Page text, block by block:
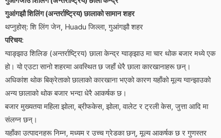
गुआंगझौ शिलिंग (अन्तर्राष्ट्रिय) छालाको सामान शहर
थप्नुहोस्: शि लिंग जेन, Huadu जिल्ला, गुआंगझौ शहर
परिचय:
ग्वाङ्झाउ शिलिङ (अन्तर्राष्ट्रिय) छाला केन्द्र ग्वाङ्झाउ मा चार थोक बजार मध्ये एक
हो। यो एउटा सानो शहरमा अवस्थित छ जहाँ धेरै छाला कारखानाहरू छन्।
अधिकांश थोक बिक्रेताको छालाको कारखाना भएको कारण यहाँको मूल्य ग्वान्झाउको
अन्य छालाको थोक बजार भन्दा धेरै आकर्षक छ।
बजार मुख्यतया महिला झोला, ब्रीफकेस, झोला, वालेट र ट्रली केस, जुत्ता आदि मा
संलग्न छन्।
यहाँका उत्पादनहरू निम्न, मध्यम र उच्च ग्रेडका छन्, मूल्य आकर्षक छ र गुणस्तर